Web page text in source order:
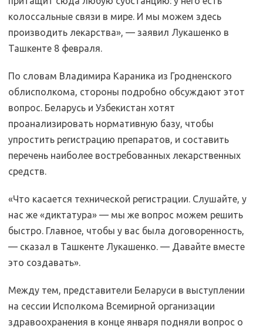
колоссальные связи в мире. И мы можем здесь
производить лекарства», — заявил Лукашенко в
Ташкенте 8 февраля.
По словам Владимира Караника из Гродненского
облисполкома, стороны подробно обсуждают этот
вопрос. Беларусь и Узбекистан хотят
проанализировать нормативную базу, чтобы
упростить регистрацию препаратов, и составить
перечень наиболее востребованных лекарственных
средств.
«Что касается технической регистрации. Слушайте, у
нас же «диктатура» — мы же вопрос можем решить
быстро. Главное, чтобы у вас была договоренность,
— сказал в Ташкенте Лукашенко. — Давайте вместе
это создавать».
Между тем, представители Беларуси в выступлении
на сессии Исполкома Всемирной организации
здравоохранения в конце января подняли вопрос о